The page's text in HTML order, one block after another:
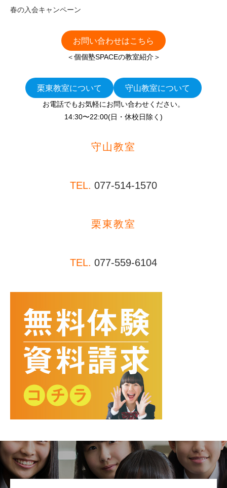
春の入会キャンペーン
お問い合わせはこちら
＜個個塾SPACEの教室紹介＞
栗東教室について 守山教室について
お電話でもお気軽にお問い合わせください。
14:30〜22:00(日・休校日除く)
守山教室
TEL. 077-514-1570
栗東教室
TEL. 077-559-6104